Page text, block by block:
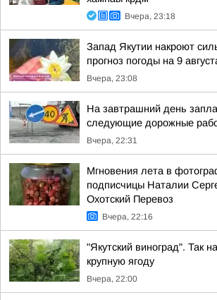
Вчера, 23:18
Запад Якутии накроют
прогноз погоды на 9
Вчера, 23:08
На завтрашний день
следующие дорожные
Вчера, 22:31
Мгновения лета в
подписчицы Наталии
Охотский Перевоз
Вчера, 22:16
"Якутский виноград". Так
крупную ягоду
Вчера, 22:00